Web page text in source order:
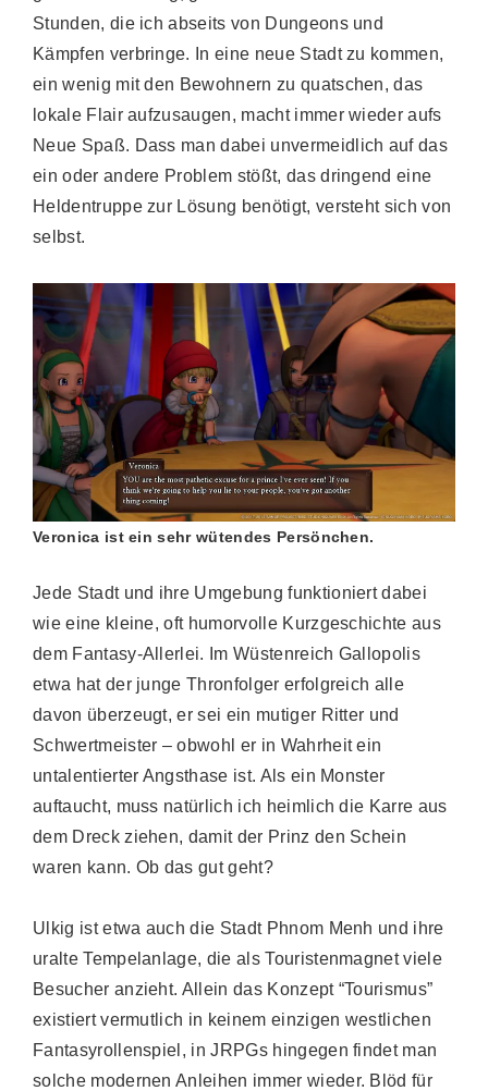
Stunden, die ich abseits von Dungeons und
Kämpfen verbringe. In eine neue Stadt zu kommen,
ein wenig mit den Bewohnern zu quatschen, das
lokale Flair aufzusaugen, macht immer wieder aufs
Neue Spaß. Dass man dabei unvermeidlich auf das
ein oder andere Problem stößt, das dringend eine
Heldentruppe zur Lösung benötigt, versteht sich von
selbst.
Veronica ist ein sehr wütendes Persönchen.
Jede Stadt und ihre Umgebung funktioniert dabei
wie eine kleine, oft humorvolle Kurzgeschichte aus
dem Fantasy-Allerlei. Im Wüstenreich Gallopolis
etwa hat der junge Thronfolger erfolgreich alle
davon überzeugt, er sei ein mutiger Ritter und
Schwertmeister – obwohl er in Wahrheit ein
untalentierter Angsthase ist. Als ein Monster
auftaucht, muss natürlich ich heimlich die Karre aus
dem Dreck ziehen, damit der Prinz den Schein
waren kann. Ob das gut geht?
Ulkig ist etwa auch die Stadt Phnom Menh und ihre
uralte Tempelanlage, die als Touristenmagnet viele
Besucher anzieht. Allein das Konzept “Tourismus”
existiert vermutlich in keinem einzigen westlichen
Fantasyrollenspiel, in JRPGs hingegen findet man
solche modernen Anleihen immer wieder. Blöd für